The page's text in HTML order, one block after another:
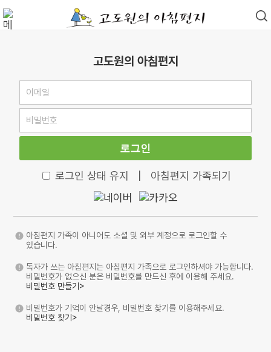
고도원의 아침편지
로그인
로그인 상태 유지 아침편지 가족되기
아침편지 가족이 아니어도 소셜 및 외부 계정으로 로그인할 수
있습니다.
독자가 쓰는 아침편지는 아침편지 가족으로 로그인하셔야 가능합니다.
비밀번호가 없으신 분은 비밀번호를 만드신 후에 이용해 주세요.
비밀번호 만들기>
비밀번호가 기억이 안날경우, 비밀번호 찾기를 이용해주세요.
비밀번호 찾기>